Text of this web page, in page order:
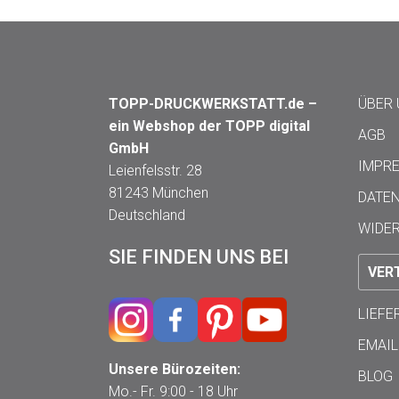
TOPP-DRUCKWERKSTATT.de –
ein Webshop der TOPP digital
GmbH
Leienfelsstr. 28
81243 München
Deutschland
SIE FINDEN UNS BEI
Unsere Bürozeiten:
Mo.- Fr. 9:00 - 18 Uhr
ÜBER
AGB
EMAIL
BLOG